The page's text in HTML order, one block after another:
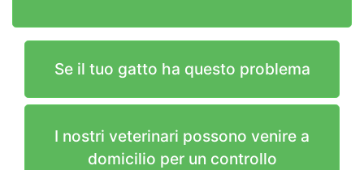
Se il tuo gatto ha questo problema
I nostri veterinari possono venire a
domicilio per un controllo